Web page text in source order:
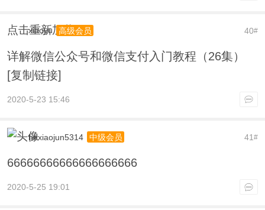
点击重新加载 40#
xiaoyu 高级会员
详解微信公众号和微信支付入门教程（26集）
[复制链接]
2020-5-23 15:46
41#
hexiaojun5314 中级会员
66666666666666666666
2020-5-25 19:01